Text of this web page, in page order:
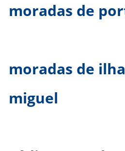
moradas de
moradas de
miguel